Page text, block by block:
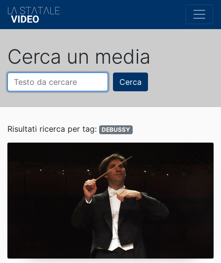
Cerca un media
Cerca
Risultati ricerca per tag: DEBUSSY